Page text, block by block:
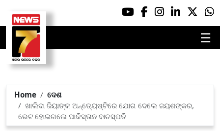
☰
Home
ଦେଶ
ଖାଲିଦା ଜିୟାଙ୍କ ଅନ୍ତ୍ୟେଷ୍ଟିରେ ଯୋଗ ଦେଲେ ଜୟଶଙ୍କର,
ଭେଟ ହୋଇଗଲେ ପାକିସ୍ତାନ ବାଚସ୍ପତି